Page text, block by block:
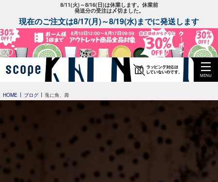
8/11(火)～8/16(日)は休業します。休業前
発送分の受注は〆切ました。
現在のご注文は8/17(月)～8/19(水)までに発送します
MENU
HOME ブログ 兎に角、壽